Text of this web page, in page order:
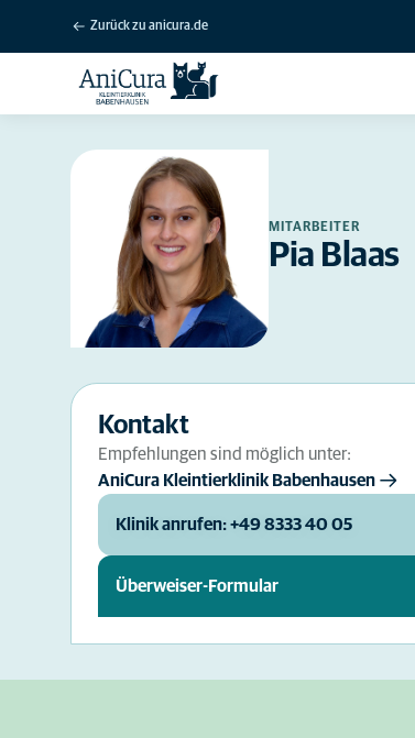
Zurück zu anicura.de
MITARBEITER
Pia Blaas
Kontakt
Empfehlungen sind möglich unter:
AniCura Kleintierklinik Babenhausen
Klinik anrufen: +49 8333 40 05
Überweiser-Formular